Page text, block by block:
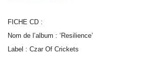
FICHE CD :
Nom de l’album : ‘Resilience’
Label : Czar Of Crickets